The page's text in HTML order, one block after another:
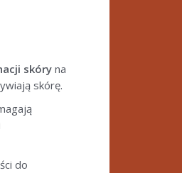
skóry na
skórę.
do